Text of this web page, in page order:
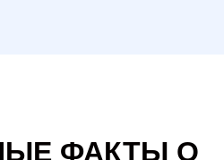
ФАКТЫ О